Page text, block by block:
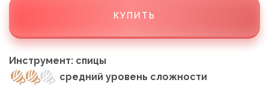
КУПИТЬ
Инструмент: спицы
средний уровень сложности